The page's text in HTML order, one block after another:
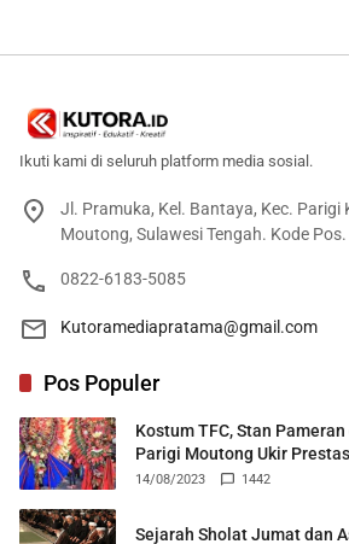
Ikuti kami di seluruh platform media sosial.
Jl. Pramuka, Kel. Bantaya, Kec. Parigi
Moutong, Sulawesi Tengah. Kode Pos.
0822-6183-5085
Kutoramediapratama@gmail.com
Pos Populer
Kostum TFC, Stan
Parigi Moutong Ukir
14/08/2023 1442
Sejarah Sholat Jumat dan